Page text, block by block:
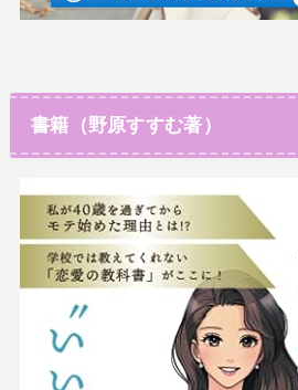
書籍（野原すすむ著）